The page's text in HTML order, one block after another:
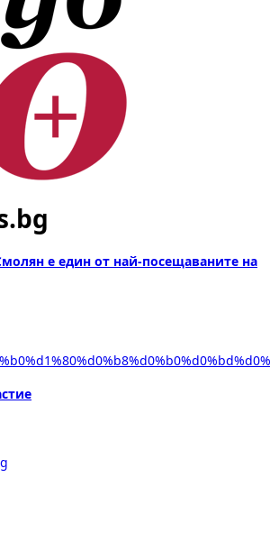
е един от най-посещаваните на